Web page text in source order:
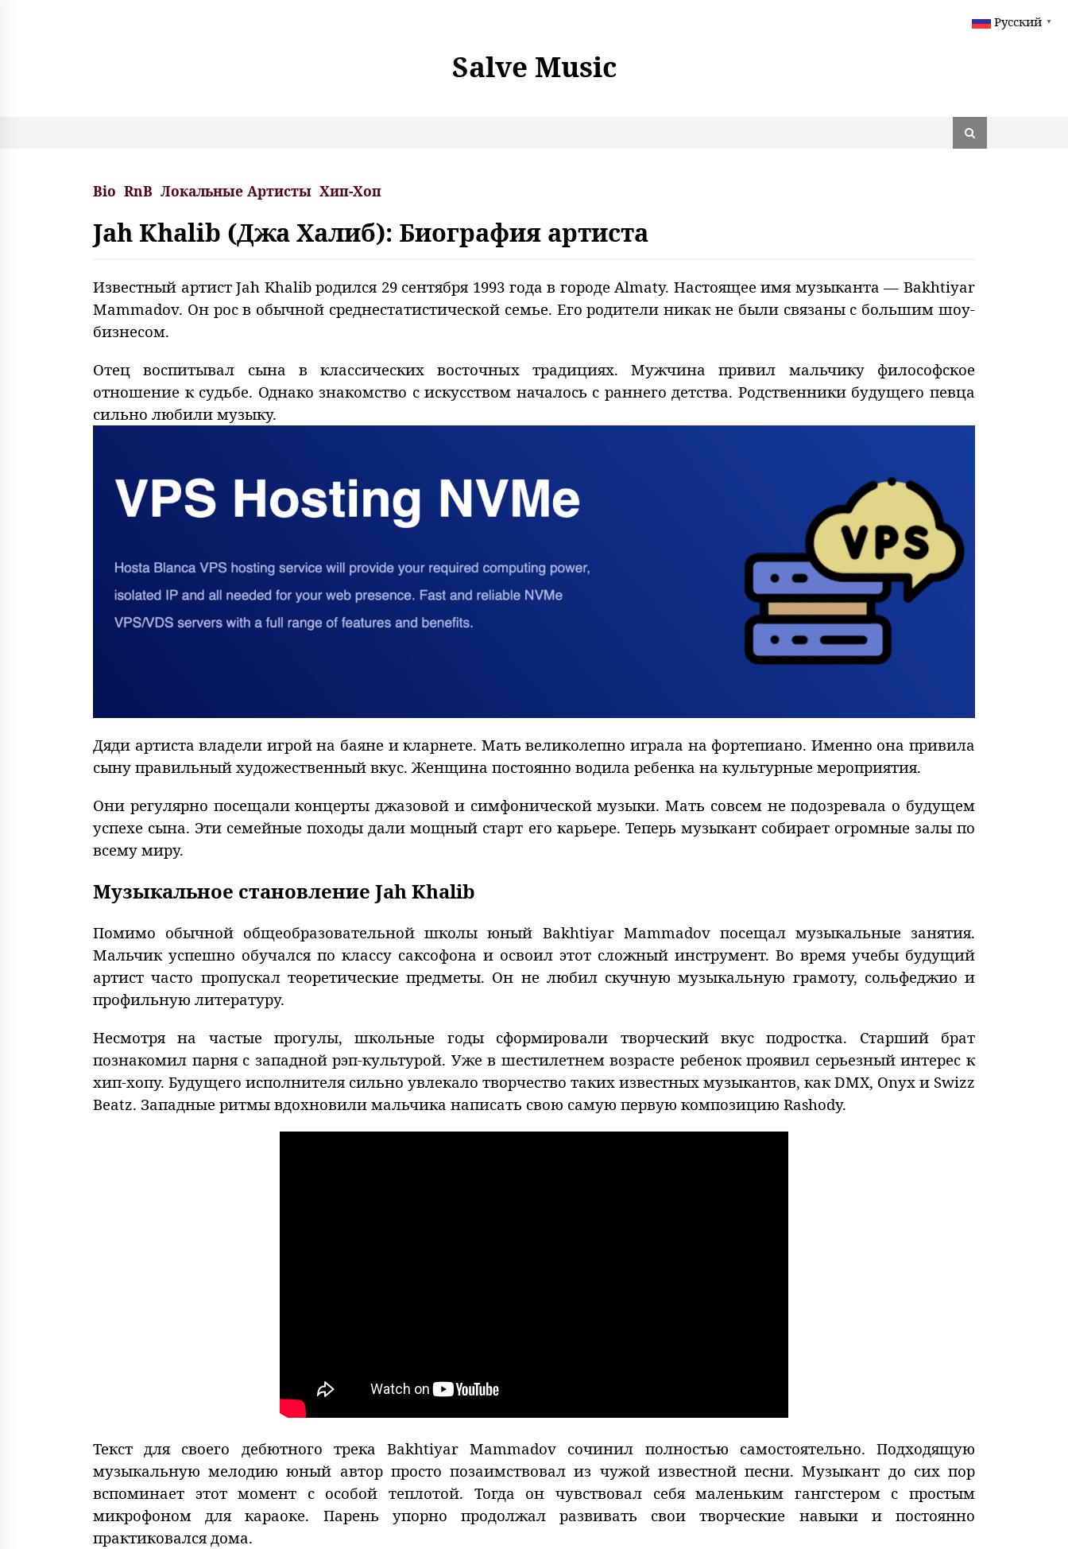
Salve Music
Bio RnB Локальные Артисты Хип-Хоп
Jah Khalib (Джа Халиб): Биография артиста
Известный артист Jah Khalib родился 29 сентября 1993 года в городе Almaty. Настоящее имя музыканта — Bakhtiyar
Mammadov. Он рос в обычной среднестатистической семье. Его родители никак не были связаны с большим шоу-
бизнесом.
Отец воспитывал сына в классических восточных традициях. Мужчина привил мальчику философское
отношение к судьбе. Однако знакомство с искусством началось с раннего детства. Родственники будущего певца
сильно любили музыку.
Дяди артиста владели игрой на баяне и кларнете. Мать великолепно играла на фортепиано. Именно она привила
сыну правильный художественный вкус. Женщина постоянно водила ребенка на культурные мероприятия.
Они регулярно посещали концерты джазовой и симфонической музыки. Мать совсем не подозревала о будущем
успехе сына. Эти семейные походы дали мощный старт его карьере. Теперь музыкант собирает огромные залы по
всему миру.
Музыкальное становление Jah Khalib
Помимо обычной общеобразовательной школы юный Bakhtiyar Mammadov посещал музыкальные занятия.
Мальчик успешно обучался по классу саксофона и освоил этот сложный инструмент. Во время учебы будущий
артист часто пропускал теоретические предметы. Он не любил скучную музыкальную грамоту, сольфеджио и
профильную литературу.
Несмотря на частые прогулы, школьные годы сформировали творческий вкус подростка. Старший брат
познакомил парня с западной рэп-культурой. Уже в шестилетнем возрасте ребенок проявил серьезный интерес к
хип-хопу. Будущего исполнителя сильно увлекало творчество таких известных музыкантов, как DMX, Onyx и Swizz
Beatz. Западные ритмы вдохновили мальчика написать свою самую первую композицию Rashody.
Текст для своего дебютного трека Bakhtiyar Mammadov сочинил полностью самостоятельно. Подходящую
музыкальную мелодию юный автор просто позаимствовал из чужой известной песни. Музыкант до сих пор
вспоминает этот момент с особой теплотой. Тогда он чувствовал себя маленьким гангстером с простым
микрофоном для караоке. Парень упорно продолжал развивать свои творческие навыки и постоянно
практиковался дома.
Русский ▼